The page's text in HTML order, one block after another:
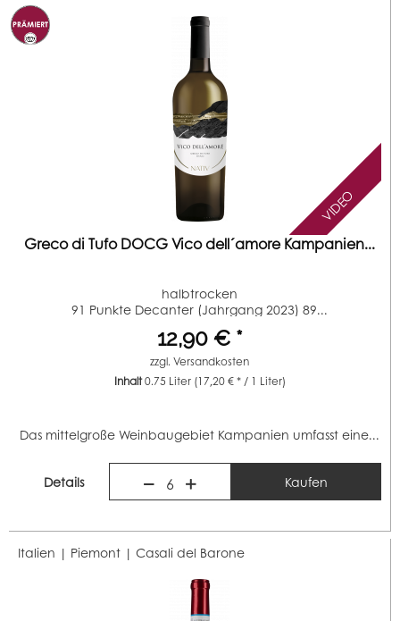
VIDEO
Greco di Tufo DOCG Vico dell´amore Kampanien...
halbtrocken
91 Punkte Decanter (Jahrgang 2023) 89...
12,90 € *
zzgl.Versandkosten
Inhalt0.75 Liter (17,20 € * / 1 Liter)
Das mittelgroße Weinbaugebiet Kampanien umfasst eine...
Details 6 Kaufen
Italien | Piemont |Casali del Barone